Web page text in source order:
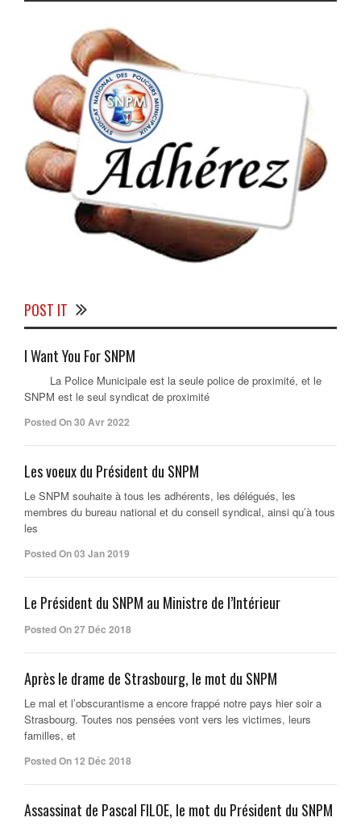
POST IT
I Want You For SNPM
La Police Municipale est la seule police de proximité, et le
SNPM est le seul syndicat de proximité
Posted On 30 Avr 2022
Les voeux du Président du SNPM
Le SNPM souhaite à tous les adhérents, les délégués, les
membres du bureau national et du conseil syndical, ainsi qu’à tous
les
Posted On 03 Jan 2019
Le Président du SNPM au Ministre de l’Intérieur
Posted On 27 Déc 2018
Après le drame de Strasbourg, le mot du SNPM
Le mal et l’obscurantisme a encore frappé notre pays hier soir a
Strasbourg. Toutes nos pensées vont vers les victimes, leurs
familles, et
Posted On 12 Déc 2018
Assassinat de Pascal FILOE, le mot du Président du SNPM